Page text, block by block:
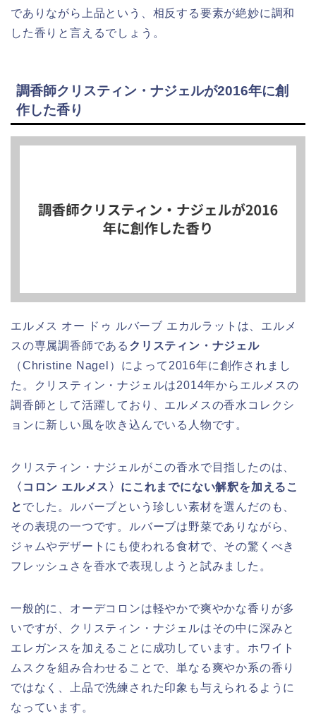
でありながら上品という、相反する要素が絶妙に調和
した香りと言えるでしょう。
調香師クリスティン・ナジェルが2016年に創
作した香り
エルメス オー ドゥ ルバーブ エカルラットは、エルメ
スの専属調香師である クリスティン・ナジェル
（Christine Nagel）によって2016年に創作されまし
た。クリスティン・ナジェルは2014年からエルメスの
調香師として活躍しており、エルメスの香水コレクシ
ョンに新しい風を吹き込んでいる人物です。
クリスティン・ナジェルがこの香水で目指したのは、
〈コロン エルメス〉にこれまでにない解釈を加えるこ
と でした。ルバーブという珍しい素材を選んだのも、
その表現の一つです。ルバーブは野菜でありながら、
ジャムやデザートにも使われる食材で、その驚くべき
フレッシュさを香水で表現しようと試みました。
一般的に、オーデコロンは軽やかで爽やかな香りが多
いですが、クリスティン・ナジェルはその中に深みと
エレガンスを加えることに成功しています。ホワイト
ムスクを組み合わせることで、単なる爽やか系の香り
ではなく、上品で洗練された印象も与えられるように
なっています。